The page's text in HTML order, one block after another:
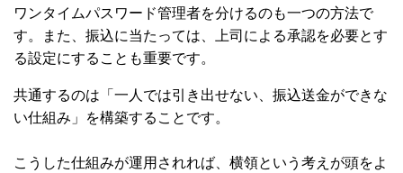
ワンタイムパスワード管理者を分けるのも一つの方法で
す。また、振込に当たっては、上司による承認を必要とす
る設定にすることも重要です。
共通するのは「一人では引き出せない、振込送金ができな
い仕組み」を構築することです。
こうした仕組みが運用されれば、横領という考えが頭をよ